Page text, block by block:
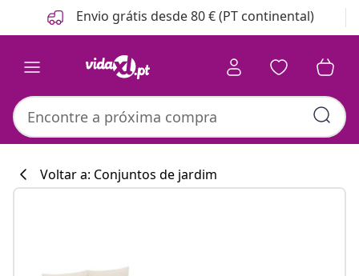
Anterior
Seguinte Envio grátis desde 80 € (PT continental)
Voltar a: Conjuntos de jardim